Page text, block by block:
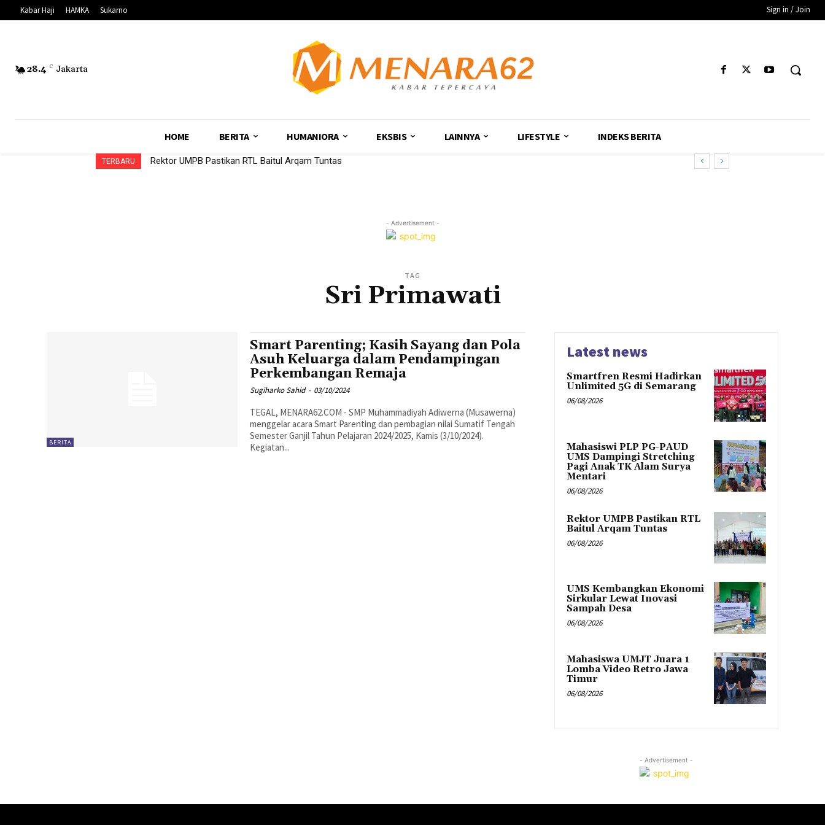
Kabar Haji HAMKA Sukarno Sign in / Join
28.4 C Jakarta
HOME BERITA HUMANIORA EKSBIS LAINNYA LIFESTYLE INDEKS BERITA
TERBARU Rektor UMPB Pastikan RTL Baitul Arqam Tuntas
- Advertisement -
TAG
Sri Primawati
BERITA
Smart Parenting; Kasih Sayang dan Pola
Asuh Keluarga dalam Pendampingan
Perkembangan Remaja
Sugiharko Sahid - 03/10/2024
TEGAL, MENARA62.COM - SMP Muhammadiyah Adiwerna (Musawerna)
menggelar acara Smart Parenting dan pembagian nilai Sumatif Tengah
Semester Ganjil Tahun Pelajaran 2024/2025, Kamis (3/10/2024).
Kegiatan...
Latest news
Smartfren Resmi Hadirkan
Unlimited 5G di Semarang
06/08/2026
Mahasiswi PLP PG-PAUD
UMS Dampingi Stretching
Pagi Anak TK Alam Surya
Mentari
06/08/2026
Rektor UMPB Pastikan RTL
Baitul Arqam Tuntas
06/08/2026
UMS Kembangkan Ekonomi
Sirkular Lewat Inovasi
Sampah Desa
06/08/2026
Mahasiswa UMJT Juara 1
Lomba Video Retro Jawa
Timur
06/08/2026
- Advertisement -